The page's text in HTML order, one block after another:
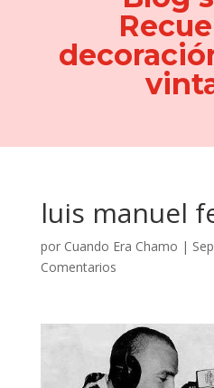
luis manuel
por Cuando Era Chamo |
Comentarios